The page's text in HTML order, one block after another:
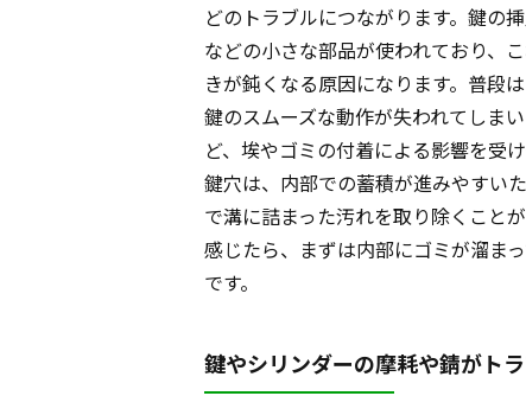
どのトラブルにつながります。鍵の
などの小さな部品が使われており、
きが鈍くなる原因になります。普段
鍵のスムーズな動作が失われてしま
ど、埃やゴミの付着による影響を受
鍵穴は、内部での蓄積が進みやすい
で溝に詰まった汚れを取り除くこと
感じたら、まずは内部にゴミが溜ま
です。
鍵やシリンダーの摩耗や錆がト